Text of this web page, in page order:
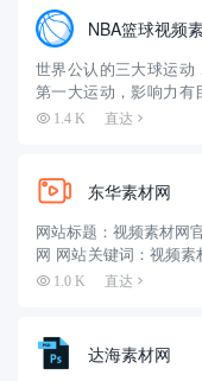
NBA篮球视频
世界公认的三大球运动
第一大运动，影响力有
而由于场地等原因限制
1.4 K 直达
东华素材网
网站标题：视频素材网
网 网站关键词：视频
站描述：东华素材网
1.0 K 直达
达海素材网